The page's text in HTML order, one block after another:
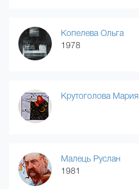
Копелева Ольга
1978
Крутоголова Мария
Малець Руслан
1981